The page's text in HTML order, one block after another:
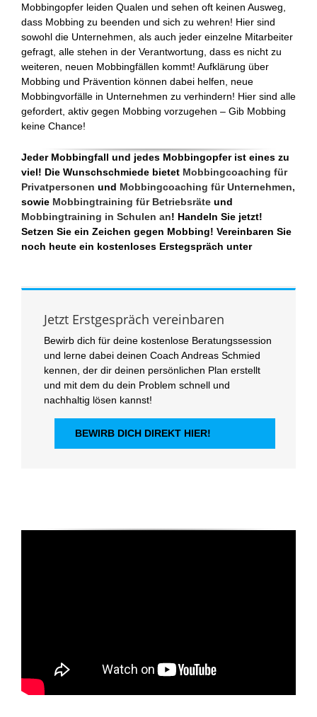
Mobbingopfer leiden Qualen und sehen oft keinen Ausweg,
dass Mobbing zu beenden und sich zu wehren! Hier sind
sowohl die Unternehmen, als auch jeder einzelne Mitarbeiter
gefragt, alle stehen in der Verantwortung, dass es nicht zu
weiteren, neuen Mobbingfällen kommt! Aufklärung über
Mobbing und Prävention können dabei helfen, neue
Mobbingvorfälle in Unternehmen zu verhindern! Hier sind alle
gefordert, aktiv gegen Mobbing vorzugehen – Gib Mobbing
keine Chance!
Jeder Mobbingfall und jedes Mobbingopfer ist eines zu
viel! Die Wunschschmiede bietet Mobbingcoaching für
Privatpersonen und Mobbingcoaching für Unternehmen,
sowie Mobbingtraining für Betriebsräte und
Mobbingtraining in Schulen an! Handeln Sie jetzt!
Setzen Sie ein Zeichen gegen Mobbing! Vereinbaren Sie
noch heute ein kostenloses Erstegspräch unter
Jetzt Erstgespräch vereinbaren
Bewirb dich für deine kostenlose Beratungssession
und lerne dabei deinen Coach Andreas Schmied
kennen, der dir deinen persönlichen Plan erstellt
und mit dem du dein Problem schnell und
nachhaltig lösen kannst!
BEWIRB DICH DIREKT HIER!